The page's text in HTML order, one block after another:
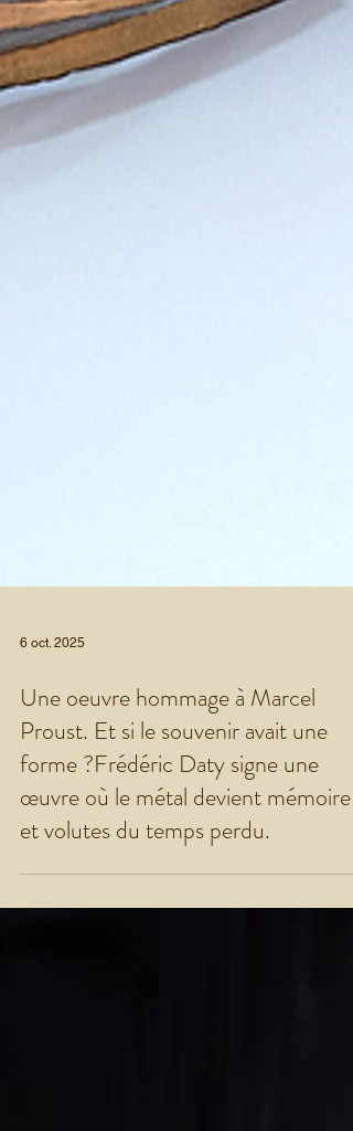
6 oct. 2025
Une oeuvre hommage à Marcel
Proust. Et si le souvenir avait une
forme ?Frédéric Daty signe une
œuvre où le métal devient mémoire
et volutes du temps perdu.